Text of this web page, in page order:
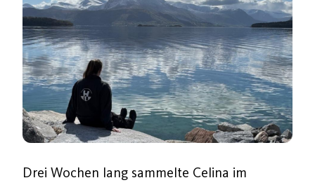
Drei Wochen lang sammelte Celina im